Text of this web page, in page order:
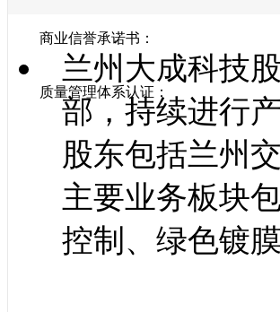
商业信誉承诺书：
质量管理体系认证：
兰州大成科技
部，持续进行
股东包括兰州
主要业务板块
控制、绿色镀